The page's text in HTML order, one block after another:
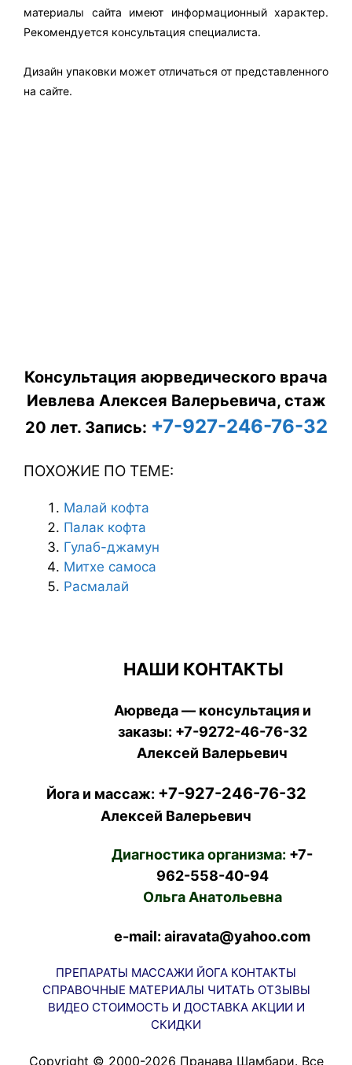
материалы сайта имеют информационный характер.
Рекомендуется консультация специалиста.
Дизайн упаковки может отличаться от представленного
на сайте.
Консультация аюрведического врача
Иевлева Алексея Валерьевича, стаж
20 лет. Запись: +7-927-246-76-32
ПОХОЖИЕ ПО ТЕМЕ:
Мaлай кофта
Палак кофта
Гулаб-джамун
Митхе самоса
Расмалай
НАШИ КОНТАКТЫ
Аюрведа — консультация и
заказы: +7-9272-46-76-32
Алексей Валерьевич
Йога и массаж: +7-927-246-76-32
Алексей Валерьевич
Диагностика организма: +7-
962-558-40-94
Ольга Анатольевна
e-mail: airavata@yahoo.com
ПРЕПАРАТЫ МАССАЖИ ЙОГА КОНТАКТЫ
СПРАВОЧНЫЕ МАТЕРИАЛЫ ЧИТАТЬ ОТЗЫВЫ
ВИДЕО СТОИМОСТЬ И ДОСТАВКА АКЦИИ И
СКИДКИ
Copyright © 2000-2026 Пранава Шамбари. Все